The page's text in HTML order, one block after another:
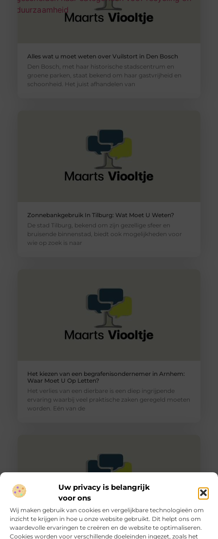
Uw privacy is belangrijk
voor ons
Wij maken gebruik van cookies en vergelijkbare technologieën om
inzicht te krijgen in hoe u onze website gebruikt. Dit helpt ons om
waardevolle ervaringen te creëren en de website te optimaliseren.
Cookies worden voor verschillende doeleinden ingezet, zoals het
Alles wat u moet weten over Vuilstort in Den Bosch
Den Bosch, met haar historische stadscentrum en
groene parken, staat bekend om haar gastvrijheid en
schoonheid. Het juist afhandelen van
Zonnebankgebruik In Tilburg: Wat Moet U Weten?
De stad Tilburg, bekend om zijn gezellige sfeer en
bruisende binnenstad, biedt ook mogelijkheden voor
wie op zoek is naar
Het kiezen van een begrafenisondernemer in Arnhem:
Waar Moet U Op Letten?
Het verlies van een dierbare is een diep ingrijpende
ervaring waarbij veel praktische zaken geregeld moeten
worden. Eén van de